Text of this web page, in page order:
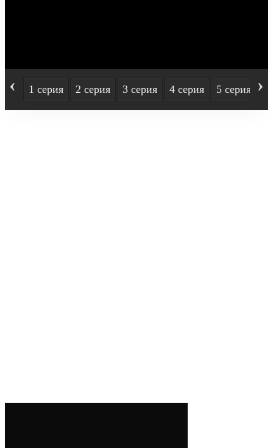
‹ 1 серия 2 серия 3 серия 4 серия 5 серия ›